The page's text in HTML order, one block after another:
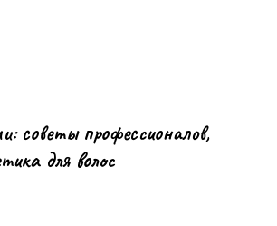
советы профессионалов,
для волос